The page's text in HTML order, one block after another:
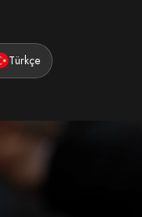
Türkçe